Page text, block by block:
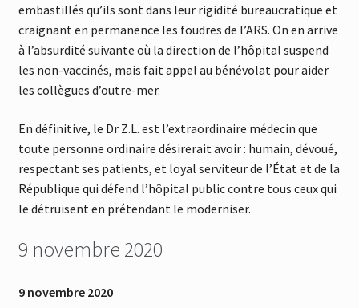
embastillés qu’ils sont dans leur rigidité bureaucratique et
craignant en permanence les foudres de l’ARS. On en arrive
à l’absurdité suivante où la direction de l’hôpital suspend
les non-vaccinés, mais fait appel au bénévolat pour aider
les collègues d’outre-mer.
En définitive, le Dr Z.L. est l’extraordinaire médecin que
toute personne ordinaire désirerait avoir : humain, dévoué,
respectant ses patients, et loyal serviteur de l’État et de la
République qui défend l’hôpital public contre tous ceux qui
le détruisent en prétendant le moderniser.
9 novembre 2020
9 novembre 2020